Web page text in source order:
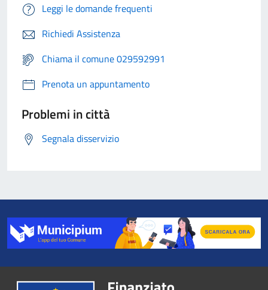
Leggi le domande frequenti
Richiedi Assistenza
Chiama il comune 029592991
Prenota un appuntamento
Problemi in città
Segnala disservizio